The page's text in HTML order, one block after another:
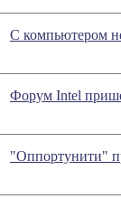
С компьютером
Форум Intel
"Оппортунити"